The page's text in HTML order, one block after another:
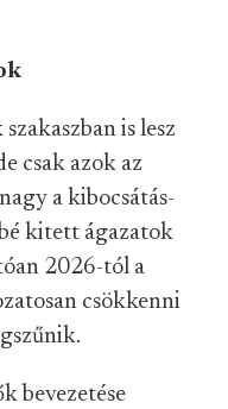
is lesz
csak azok az
a kibocsátás-
kitett ágazatok
2026-tól a
csökkenni
bevezetése